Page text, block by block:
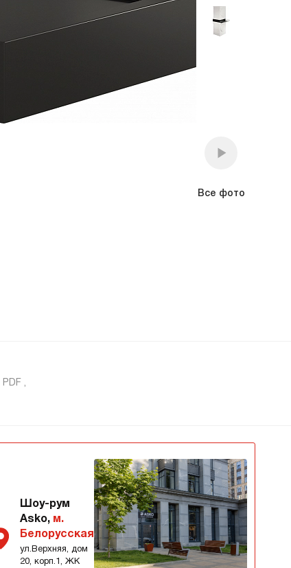
премиум класса
Подогреватели
Все фото
PDF ,
Шоу-рум
Asko, м.
Белорусская
ул.Верхняя, дом
20, корп.1, ЖК